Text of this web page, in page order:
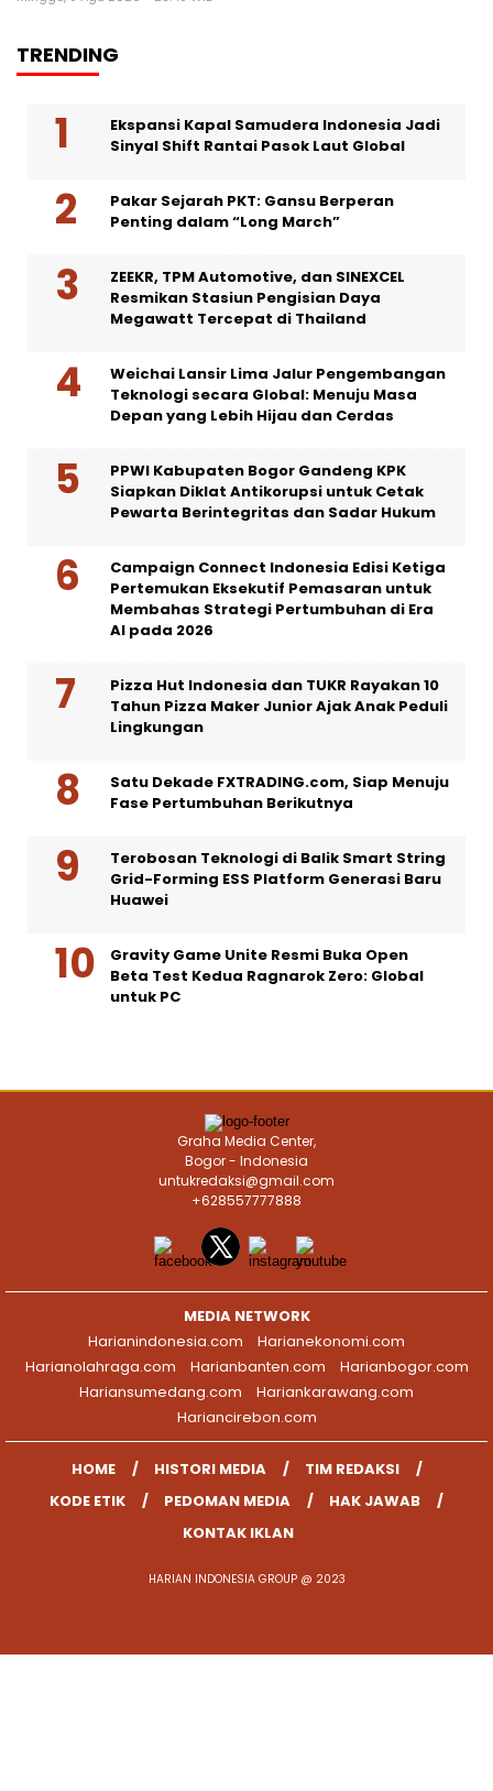
TRENDING
Ekspansi Kapal Samudera Indonesia Jadi
Sinyal Shift Rantai Pasok Laut Global
Pakar Sejarah PKT: Gansu Berperan
Penting dalam “Long March”
ZEEKR, TPM Automotive, dan SINEXCEL
Resmikan Stasiun Pengisian Daya
Megawatt Tercepat di Thailand
Weichai Lansir Lima Jalur Pengembangan
Teknologi secara Global: Menuju Masa
Depan yang Lebih Hijau dan Cerdas
PPWI Kabupaten Bogor Gandeng KPK
Siapkan Diklat Antikorupsi untuk Cetak
Pewarta Berintegritas dan Sadar Hukum
Campaign Connect Indonesia Edisi Ketiga
Pertemukan Eksekutif Pemasaran untuk
Membahas Strategi Pertumbuhan di Era
AI pada 2026
Pizza Hut Indonesia dan TUKR Rayakan 10
Tahun Pizza Maker Junior Ajak Anak Peduli
Lingkungan
Satu Dekade FXTRADING.com, Siap Menuju
Fase Pertumbuhan Berikutnya
Terobosan Teknologi di Balik Smart String
Grid-Forming ESS Platform Generasi Baru
Huawei
Gravity Game Unite Resmi Buka Open
Beta Test Kedua Ragnarok Zero: Global
untuk PC
Graha Media Center,
Bogor - Indonesia
untukredaksi@gmail.com
+628557777888
MEDIA NETWORK
Harianindonesia.com
Harianekonomi.com
Harianolahraga.com
Harianbanten.com
Harianbogor.com
Hariansumedang.com
Hariankarawang.com
Hariancirebon.com
HOME HISTORI MEDIA
TIM REDAKSI
KODE ETIK
PEDOMAN MEDIA
HAK JAWAB
KONTAK IKLAN
HARIAN INDONESIA GROUP @ 2023